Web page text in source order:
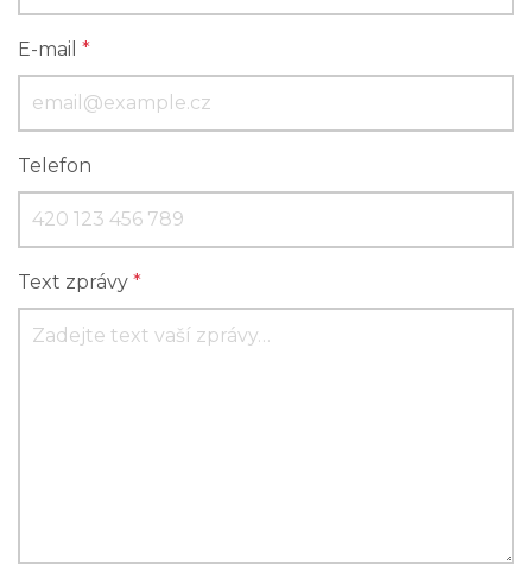
E-mail *
Telefon
Text zprávy *